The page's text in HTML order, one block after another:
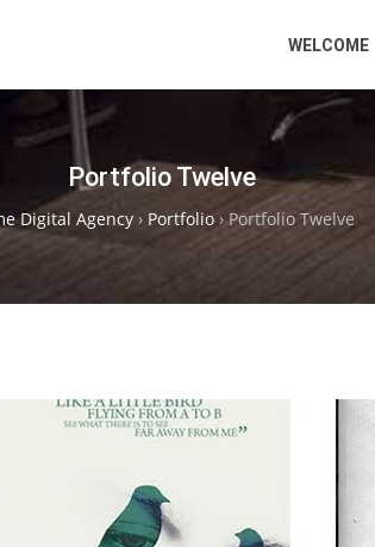
WELCOME
Portfolio Twelve
Digital Agency › Portfolio ›Portfolio Twelve